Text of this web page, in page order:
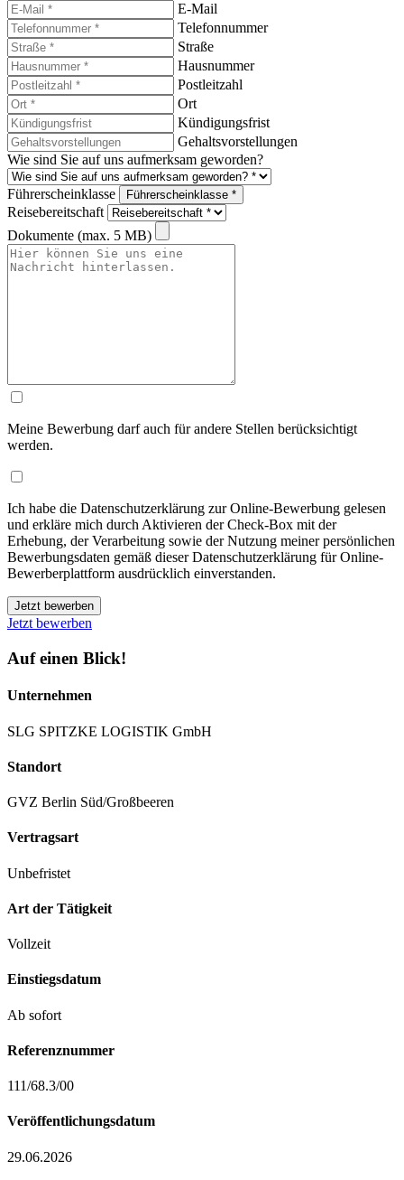
E-Mail
Telefonnummer
Straße
Hausnummer
Postleitzahl
Ort
Kündigungsfrist
Gehaltsvorstellungen
Wie sind Sie auf uns aufmerksam geworden?
Führerscheinklasse Führerscheinklasse *
Reisebereitschaft
Dokumente (max. 5 MB)
Meine Bewerbung darf auch für andere Stellen berücksichtigt
werden.
Ich habe die Datenschutzerklärung zur Online-Bewerbung gelesen
und erkläre mich durch Aktivieren der Check-Box mit der
Erhebung, der Verarbeitung sowie der Nutzung meiner persönlichen
Bewerbungsdaten gemäß dieser Datenschutzerklärung für Online-
Bewerberplattform ausdrücklich einverstanden.
Jetzt bewerben
Jetzt bewerben
Auf einen Blick!
Unternehmen
SLG SPITZKE LOGISTIK GmbH
Standort
GVZ Berlin Süd/Großbeeren
Vertragsart
Unbefristet
Art der Tätigkeit
Vollzeit
Einstiegsdatum
Ab sofort
Referenznummer
111/68.3/00
Veröffentlichungsdatum
29.06.2026